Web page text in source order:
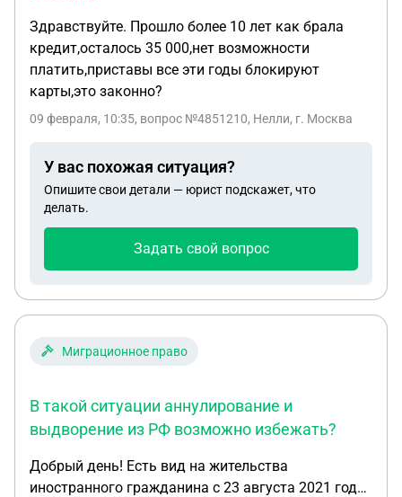
Здравствуйте. Прошло более 10 лет как брала
кредит,осталось 35 000,нет возможности
платить,приставы все эти годы блокируют
карты,это законно?
09 февраля, 10:35, вопрос №4851210, Нелли, г. Москва
У вас похожая ситуация?
Опишите свои детали — юрист подскажет, что
делать.
Задать свой вопрос
Миграционное право
В такой ситуации аннулирование и
выдворение из РФ возможно избежать?
Добрый день! Есть вид на жительства
иностранного гражданина с 23 августа 2021 года,